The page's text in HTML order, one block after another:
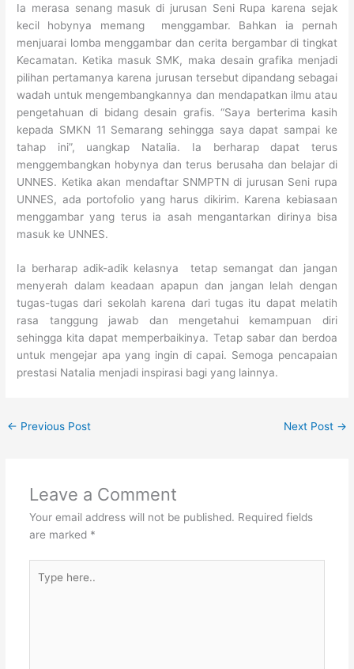
Ia merasa senang masuk di jurusan Seni Rupa karena sejak
kecil hobynya memang menggambar. Bahkan ia pernah
menjuarai lomba menggambar dan cerita bergambar di tingkat
Kecamatan. Ketika masuk SMK, maka desain grafika menjadi
pilihan pertamanya karena jurusan tersebut dipandang sebagai
wadah untuk mengembangkannya dan mendapatkan ilmu atau
pengetahuan di bidang desain grafis. “Saya berterima kasih
kepada SMKN 11 Semarang sehingga saya dapat sampai ke
tahap ini”, uangkap Natalia. Ia berharap dapat terus
menggembangkan hobynya dan terus berusaha dan belajar di
UNNES. Ketika akan mendaftar SNMPTN di jurusan Seni rupa
UNNES, ada portofolio yang harus dikirim. Karena kebiasaan
menggambar yang terus ia asah mengantarkan dirinya bisa
masuk ke UNNES.
Ia berharap adik-adik kelasnya tetap semangat dan jangan
menyerah dalam keadaan apapun dan jangan lelah dengan
tugas-tugas dari sekolah karena dari tugas itu dapat melatih
rasa tanggung jawab dan mengetahui kemampuan diri
sehingga kita dapat memperbaikinya. Tetap sabar dan berdoa
untuk mengejar apa yang ingin di capai. Semoga pencapaian
prestasi Natalia menjadi inspirasi bagi yang lainnya.
← Previous Post Next Post →
Leave a Comment
Your email address will not be published. Required fields
are marked *
here..